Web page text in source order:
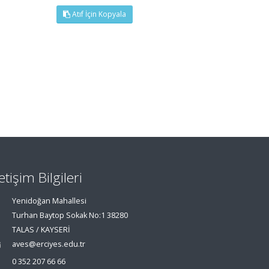
Atıf İçin Kopyala
Bilgileri
Yenidoğan Mahallesi
Turhan Baytop Sokak No:1 38280
TALAS / KAYSERİ
aves@erciyes.edu.tr
0 352 207 66 66